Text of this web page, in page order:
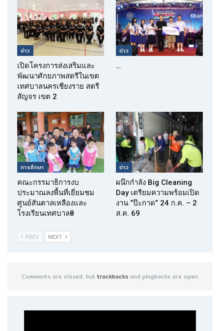
ข่าว
เปิดโครงการส่งเสริมและ
พัฒนาศักยภาพสตรีในเขต
เทศบาลนครเชียงราย สตรี
สัญจร เขต 2
ข่าว
…
การศึกษา
คณะกรรมาธิการงบ
ประมาณลงพื้นที่เยี่ยมชม
ศูนย์สันตาลเหลืองและ
โรงเรียนเทศบาล8
ข่าว
ผนึกกำลัง Big Cleaning
Day เตรียมความพร้อมเปิด
งาน “ป๊ะกาด” 24 ก.ค. – 2
ส.ค. 69
PREV NEXT
Comments are closed, buttrackbacksand pingbacks are open.